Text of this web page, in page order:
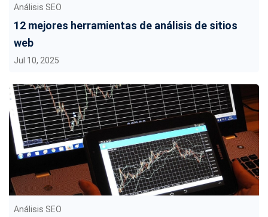
Análisis SEO
12 mejores herramientas de análisis de sitios
web
Jul 10, 2025
Análisis SEO